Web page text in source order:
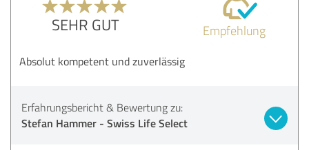
SEHR GUT Empfehlung
Absolut kompetent und zuverlässig
Erfahrungsbericht & Bewertung zu:
Stefan Hammer - Swiss Life Select